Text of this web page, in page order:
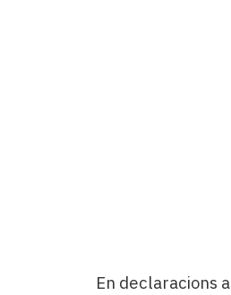
En declaracions a